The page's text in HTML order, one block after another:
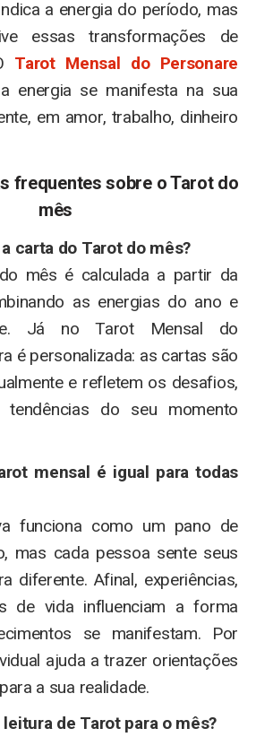
a energia do período, mas
essas transformações de
Tarot Mensal do Personare
energia se manifesta na sua
em amor, trabalho, dinheiro
frequentes sobre o Tarot do
mês
carta do Tarot do mês?
mês é calculada a partir da
as energias do ano e
Já no Tarot Mensal do
é personalizada: as cartas são
e refletem os desafios,
tendências do seu momento
mensal é igual para todas
funciona como um pano de
mas cada pessoa sente seus
diferente. Afinal, experiências,
de vida influenciam a forma
se manifestam. Por
ajuda a trazer orientações
a sua realidade.
de Tarot para o mês?